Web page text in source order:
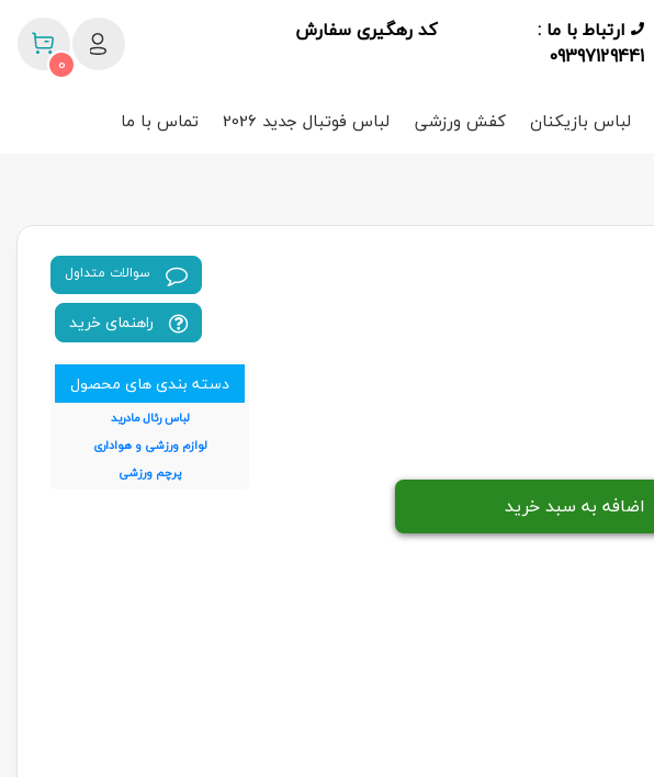
ارتباط با ما :
09397129441
کد رهگیری سفارش
0
لباس بازیکنان کفش ورزشی لباس فوتبال جدید 2026 تماس با ما
اضافه به سبد خرید
سوالات متداول
راهنمای خرید
دسته بندی های محصول
لباس رئال مادرید
لوازم ورزشی و هواداری
پرچم ورزشی